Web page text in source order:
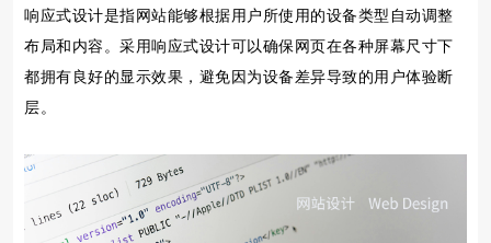
响应式设计是指网站能够根据用户所使用的设备类型自动调整
布局和内容。采用响应式设计可以确保网页在各种屏幕尺寸下
都拥有良好的显示效果，避免因为设备差异导致的用户体验断
层。